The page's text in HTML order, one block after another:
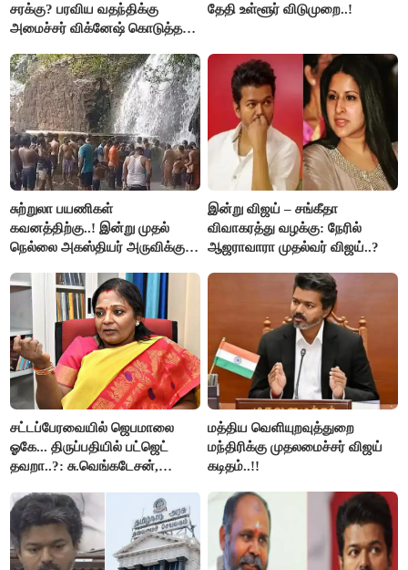
சரக்கு? பரவிய வதந்திக்கு
அமைச்சர் விக்னேஷ் கொடுத்த
தேதி உள்ளூர் விடுமுறை..!
சுற்றுலா பயணிகள்
கவனத்திற்கு..! இன்று முதல்
நெல்லை அகஸ்தியர் அருவிக்கு
இன்று விஜய் – சங்கீதா
விவாகரத்து வழக்கு: நேரில்
ஆஜராவாரா முதல்வர் விஜய்..?
சட்டப்பேரவையில் ஜெபமாலை
ஓகே... திருப்பதியில் பட்ஜெட்
தவறா..?: சு.வெங்கடேசன்,
கேள்வி..!
மத்திய வெளியுறவுத்துறை
மந்திரிக்கு முதலமைச்சர் விஜய்
கடிதம்..!!